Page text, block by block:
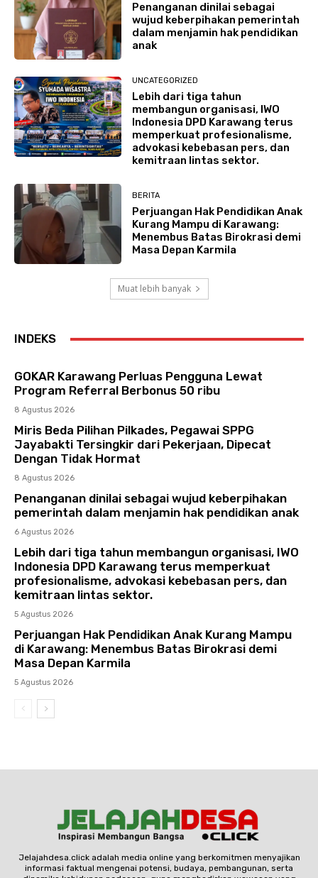
Penanganan dinilai sebagai
wujud keberpihakan pemerintah
dalam menjamin hak pendidikan
anak
UNCATEGORIZED
Lebih dari tiga tahun
membangun organisasi, IWO
Indonesia DPD Karawang terus
memperkuat profesionalisme,
advokasi kebebasan pers, dan
kemitraan lintas sektor.
BERITA
Perjuangan Hak Pendidikan Anak
Kurang Mampu di Karawang:
Menembus Batas Birokrasi demi
Masa Depan Karmila
Muat lebih banyak
INDEKS
GOKAR Karawang Perluas Pengguna Lewat
Program Referral Berbonus 50 ribu
8 Agustus 2026
Miris Beda Pilihan Pilkades, Pegawai SPPG
Jayabakti Tersingkir dari Pekerjaan, Dipecat
Dengan Tidak Hormat
8 Agustus 2026
Penanganan dinilai sebagai wujud keberpihakan
pemerintah dalam menjamin hak pendidikan anak
6 Agustus 2026
Lebih dari tiga tahun membangun organisasi, IWO
Indonesia DPD Karawang terus memperkuat
profesionalisme, advokasi kebebasan pers, dan
kemitraan lintas sektor.
5 Agustus 2026
Perjuangan Hak Pendidikan Anak Kurang Mampu
di Karawang: Menembus Batas Birokrasi demi
Masa Depan Karmila
5 Agustus 2026
Jelajahdesa.click adalah media online yang berkomitmen menyajikan
informasi faktual mengenai potensi, budaya, pembangunan, serta